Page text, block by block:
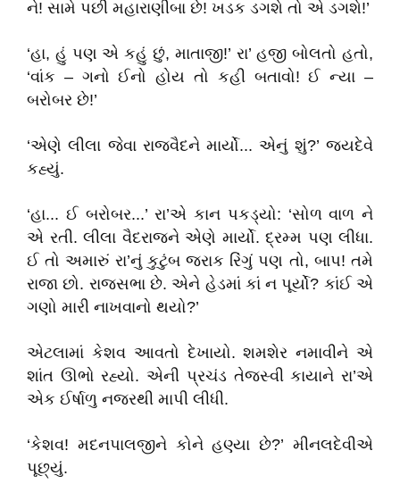
ને! સામે પછી મહારાણીબા છે! ખડક ડગશે તો એ ડગશે!’
‘હા, હું પણ એ કહું છું, માતાજી!’ રા’ હજી બોલતો હતો,
‘વાંક – ગનો ઈનો હોય તો કહી બતાવો! ઈ ન્યા –
બરોબર છે!’
‘એણે લીલા જેવા રાજવૈદને માર્યો... એનું શું?’ જયદેવે
કહ્યું.
‘હા... ઈ બરોબર...’ રા’એ કાન પકડ્યો: ‘સોળ વાળ ને
એ રતી. લીલા વૈદરાજને એણે માર્યો. દ્રમ્મ પણ લીધા.
ઈ તો અમારું રા’નું કુટુંબ જરાક રિંગું પણ તો, બાપ! તમે
રાજા છો. રાજસભા છે. એને હેડમાં કાં ન પૂર્યો? કાંઈ એ
ગણો મારી નાખવાનો થયો?’
એટલામાં કેશવ આવતો દેખાયો. શમશેર નમાવીને એ
શાંત ઊભો રહ્યો. એની પ્રચંડ તેજસ્વી કાયાને રા’એ
એક ઈર્ષાળુ નજરથી માપી લીધી.
‘કેશવ! મદનપાલજીને કોને હણ્યા છે?’ મીનલદેવીએ
પૂછ્યું.